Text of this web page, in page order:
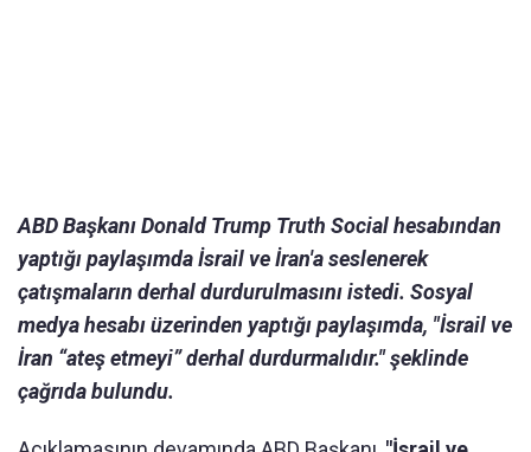
ABD Başkanı Donald Trump Truth Social hesabından
yaptığı paylaşımda İsrail ve İran'a seslenerek
çatışmaların derhal durdurulmasını istedi. Sosyal
medya hesabı üzerinden yaptığı paylaşımda, "İsrail ve
İran “ateş etmeyi” derhal durdurmalıdır." şeklinde
çağrıda bulundu.